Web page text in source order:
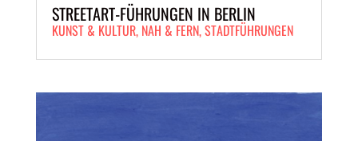
STREETART-FÜHRUNGEN IN BERLIN
KUNST & KULTUR, NAH & FERN,STADTFÜHRUNGEN